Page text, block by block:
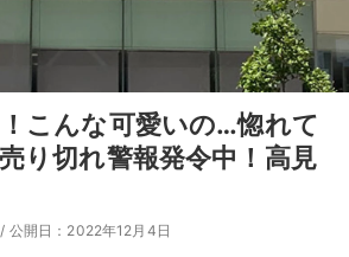
こんな可愛いの…惚れて
り切れ警報発令中！高見
/ 公開日：2022年12月4日